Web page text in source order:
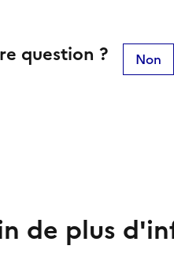
question ? Non
de plus